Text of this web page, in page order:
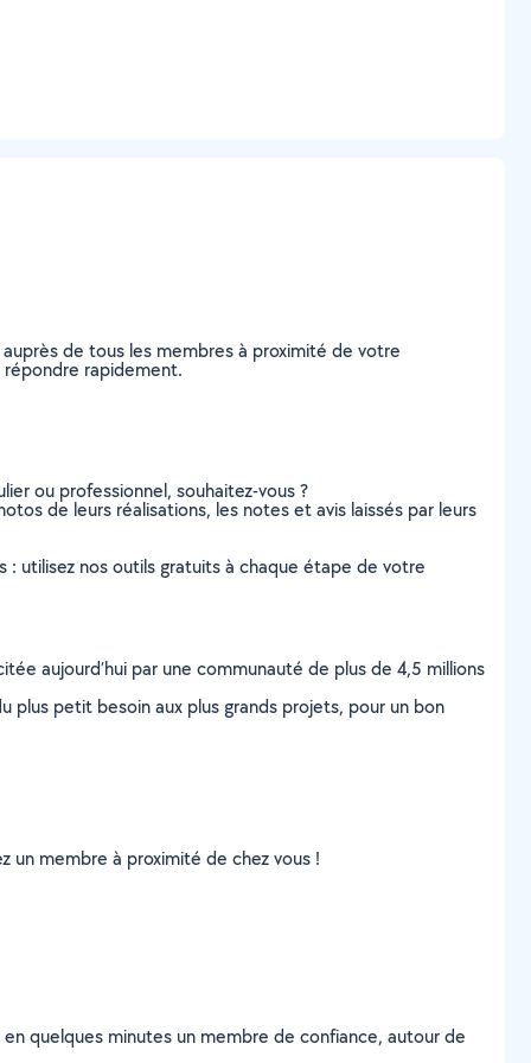
de tous les membres à proximité de votre
répondre rapidement.
ou professionnel, souhaitez-vous ?
de leurs réalisations, les notes et avis laissés par leurs
: utilisez nos outils gratuits à chaque étape de votre
aujourd’hui par une communauté de plus de 4,5 millions
plus petit besoin aux plus grands projets, pour un bon
un membre à proximité de chez vous !
quelques minutes un membre de confiance, autour de